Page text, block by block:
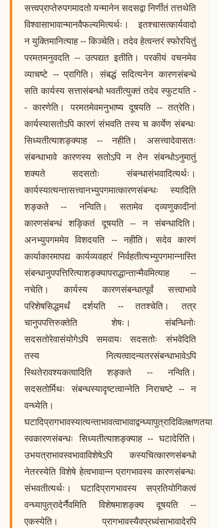
सत्त्वप्राप्तेरुपगमादतो यन्मानेन सदसद्वा निर्णीतं तत्तथेति
विश्वासाभावान्मानवैफल्यमित्यर्थः। इतश्चासत्कार्यवादो
न युक्तिमानित्याह -- किञ्चेति। तदेव हेत्वन्तरं स्फोरयितुं
परमतमनुवदति -- उत्पद्यत इतीति। परकीयं वचनमेव
व्याचष्टे -- प्रागिति। संबद्धं सदित्यनेन कारणसंबन्धे
सति कार्यस्य सत्तासंबन्धो भवतीत्युक्तं तदेव स्फुटयति -
- कारणेति। परमतमेवमनुभाष्य दूषयति -- तत्रेति।
कार्यस्यासतोऽपि कारणं संभवति तस्य च कार्येण संबन्धः
सिध्यतीत्याशङ्क्याह -- नहीति। असत्त्वादेवासतः
संबन्धाभावे कारणस्य सतोऽपि न तेन संबन्धोऽनुमातुं
शक्यते सदसतोः संबन्धासंभवादित्यर्थः।
कार्यस्यात्यन्तासत्त्वानभ्युपगमात्कारणसंबन्धः स्यादिति
शङ्कते -- नन्विति। सतामेव द्व्यणुकादीनां
कारणसंबन्धं शङ्कितं दूषयति -- न संबन्धादिति।
अनभ्युपगममेव विशदयति -- नहीति। सदेव कारणं
कार्याकारमापद्य कार्यव्यवहारं निर्वहतीत्यभ्युपगमान्नास्ति
संबन्धानुपपत्तिरित्याशङ्क्यापराद्धान्तान्मैवमित्याह --
नचेति। कार्यस्य कारणसंबन्धात्पूर्वं सत्त्वाभावे
परिशेषसिद्धमर्थं दर्शयति -- ततश्चेति। तत्र
चानुपपत्तिरुक्तेति शेषः। संबन्धिनोः
सदसतोरेवासंयोगेऽपि समवायः सदसतोः संभवेदिति
तस्य नित्यत्वादन्यतरसंबन्धाभावेऽपि
स्थितेरावश्यकत्वादिति शङ्कते -- नन्विति।
सदसतोर्मिथः संबन्धस्यादृष्टत्वान्नेति निराचष्टे -- न
वन्ध्येति।
घटादिप्रागभावस्यात्यन्ताभावत्वाभावाद्वन्ध्यापुत्रादिविलक्षणतया
स्वकारणसंबन्धः सिध्यतीत्याशङ्क्याह -- घटादेरिति।
उभयत्राभावस्वभावाविशेषेऽपि कस्यचित्कारणसंबन्धो
नेतरस्येति विशेषे हेत्वभावान्न प्रागभावस्य कारणसंबन्धः
संभवतीत्यर्थः। घटादिप्रागभावस्य सप्रतियोगिकत्वं
वन्ध्यापुत्रादेर्नैवमिति विशेषमाशङ्क्य दूषयति --
एकस्येति। प्रागभावस्यैवप्रध्वंसाभावादेरपि